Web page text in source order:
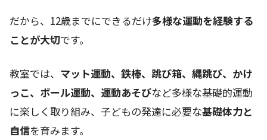
だから、12歳までにできるだけ多様な運動を経験する
ことが大切です。
教室では、 マット運動、鉄棒、跳び箱、縄跳び、かけ
っこ、ボール運動、運動あそびなど多様な基礎的運動
に楽しく取り組み、子どもの発達に必要な基礎体力と
自信を育みます。